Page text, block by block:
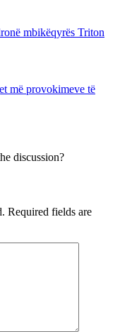
mbikëqyrës Triton
më provokimeve të
discussion?
Required fields are